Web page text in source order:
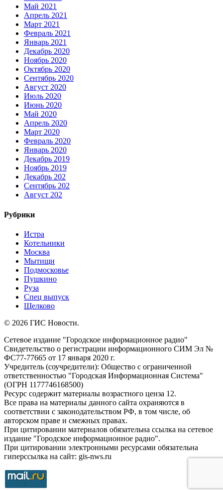
Май 2021
Апрель 2021
Март 2021
Февраль 2021
Январь 2021
Декабрь 2020
Ноябрь 2020
Октябрь 2020
Сентябрь 2020
Август 2020
Июль 2020
Июнь 2020
Май 2020
Апрель 2020
Март 2020
Февраль 2020
Январь 2020
Декабрь 2019
Ноябрь 2019
Декабрь 202
Сентябрь 202
Август 202
Рубрики
Истра
Котельники
Москва
Мытищи
Подмосковье
Пушкино
Руза
Спец выпуск
Щелково
© 2026 ГИС Новости.
Сетевое издание "Городское информационное радио"
Свидетельство о регистрации информационного СИМ Эл №
ФС77-77665 от 17 января 2020 г.
Учредитель (соучредители): Общество с ограниченной
ответственностью "Городская Информационная Система"
(ОГРН 1177746168500)
Ресурс содержит материалы возрастного ценза 12.
Все права на материалы данного сайта охраняются в
соответствии с законодательством РФ, в том числе, об
авторском праве и смежных правах.
При цитировании материалов обязательна ссылка на сетевое
издание "Городское информационное радио".
При цитировании электронными ресурсами обязательна
гиперссылка на сайт: gis-nws.ru